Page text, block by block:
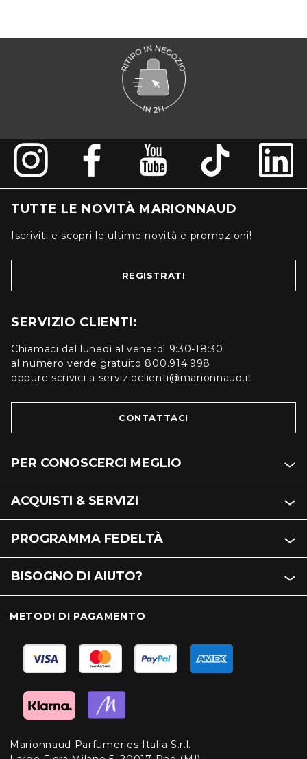
TUTTE LE NOVITÀ MARIONNAUD
Iscriviti e scopri le ultime novità e promozioni!
REGISTRATI
SERVIZIO CLIENTI:
Chiamaci dal lunedì al venerdì 9:30-18:30
al numero verde gratuito 800.914.998
oppure scrivici a servizioclienti@marionnaud.it
CONTATTACI
PER CONOSCERCI MEGLIO
ACQUISTI & SERVIZI
PROGRAMMA FEDELTÀ
BISOGNO DI AIUTO?
METODI DI PAGAMENTO
Marionnaud Parfumeries Italia S.r.l.